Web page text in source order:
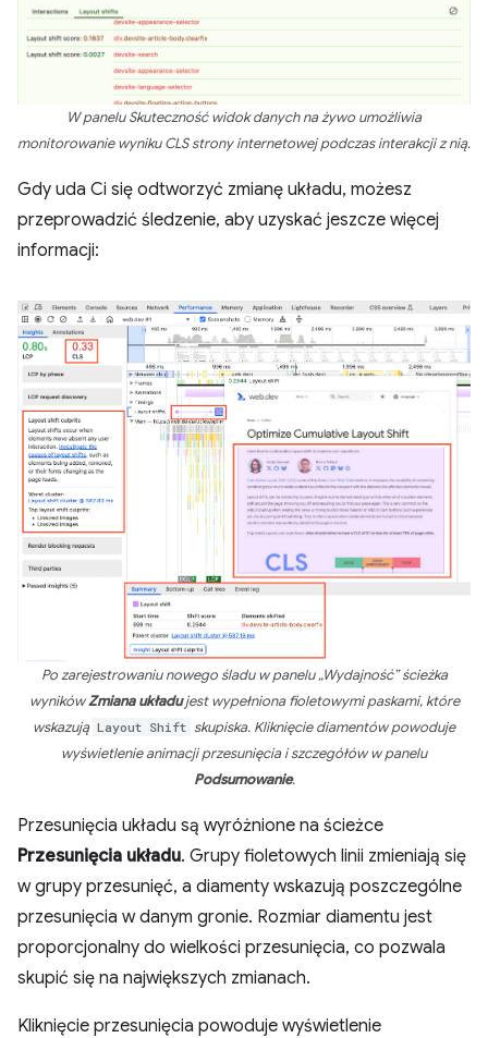
W panelu Skuteczność widok danych na żywo umożliwia
monitorowanie wyniku CLS strony internetowej podczas interakcji z nią.
Gdy uda Ci się odtworzyć zmianę układu, możesz
przeprowadzić śledzenie, aby uzyskać jeszcze więcej
informacji:
Po zarejestrowaniu nowego śladu w panelu „Wydajność” ścieżka
wynikówZmiana układujest wypełniona fioletowymi paskami, które
wskazują Layout Shift skupiska. Kliknięcie diamentów powoduje
wyświetlenie animacji przesunięcia i szczegółów w panelu
Podsumowanie.
Przesunięcia układu są wyróżnione na ścieżce
Przesunięcia układu. Grupy fioletowych linii zmieniają się
w grupy przesunięć, a diamenty wskazują poszczególne
przesunięcia w danym gronie. Rozmiar diamentu jest
proporcjonalny do wielkości przesunięcia, co pozwala
skupić się na największych zmianach.
Kliknięcie przesunięcia powoduje wyświetlenie